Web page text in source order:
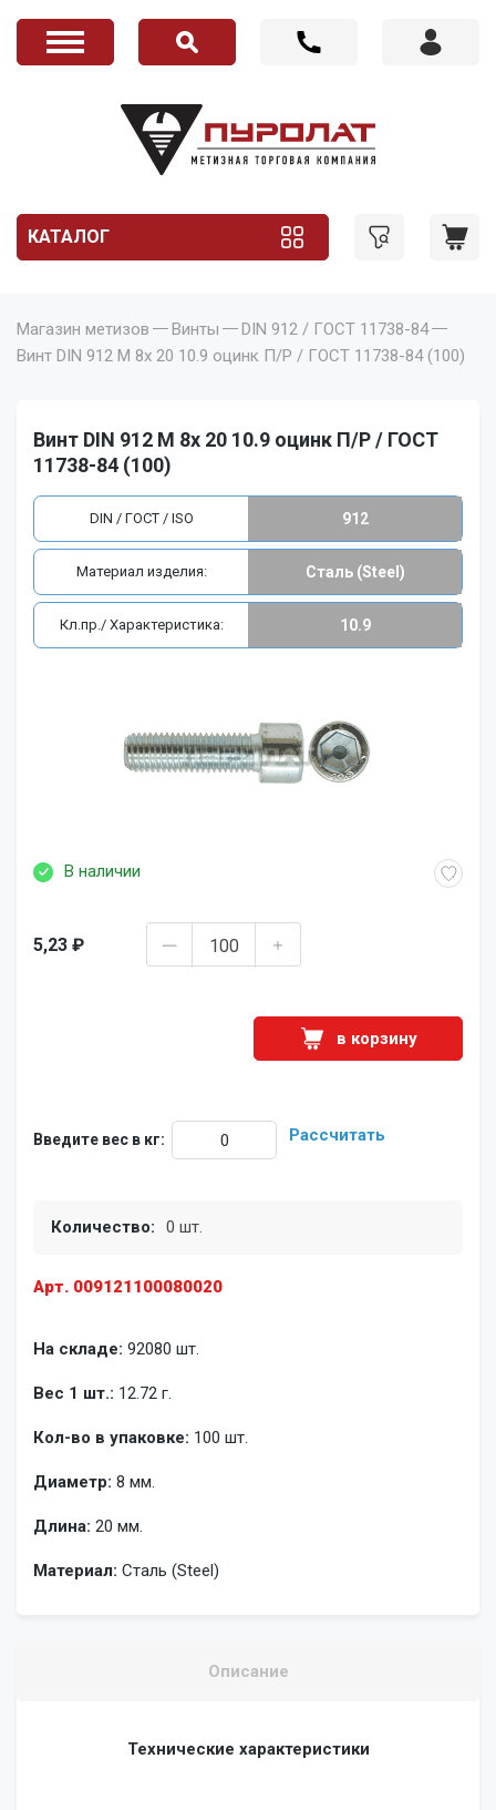
КАТАЛОГ
Магазин метизов Винты
DIN 912 / ГОСТ 11738-84
Винт DIN 912 M 8x 20 10.9 оцинк П/Р / ГОСТ 11738-84 (100)
Винт DIN 912 M 8x 20 10.9 оцинк П/Р / ГОСТ
11738-84 (100)
Арт. 009121100080020
В наличии
На складе: 92080 шт.
Вес 1 шт.: 12.72 г.
Кол-во в упаковке: 100 шт.
Диаметр: 8 мм.
Длина: 20 мм.
Материал: Сталь (Steel)
5,23 ₽
в корзину
Введите вес в кг: Рассчитать
Количество: 0 шт.
DIN / ГОСТ / ISO 912
Материал изделия: Сталь (Steel)
Кл.пр./ Характеристика: 10.9
Описание
Технические характеристики